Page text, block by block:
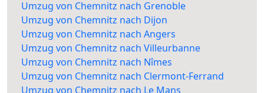
Umzug von Chemnitz nach Grenoble
Umzug von Chemnitz nach Dijon
Umzug von Chemnitz nach Angers
Umzug von Chemnitz nach Villeurbanne
Umzug von Chemnitz nach Nîmes
Umzug von Chemnitz nach Clermont-Ferrand
Umzug von Chemnitz nach Le Mans